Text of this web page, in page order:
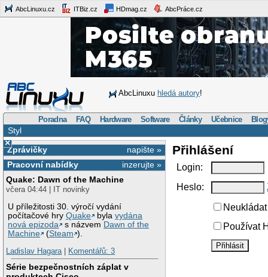
AbcLinuxu.cz ITBiz.cz HDmag.cz AbcPráce.cz
AbcLinuxu hledá autory!
Poradna FAQ Hardware Software Články Učebnice
Styl
×
napište »
Zprávičky
inzerujte »
Pracovní nabídky
Quake: Dawn of the Machine
včera 04:44 | IT novinky
U příležitosti 30. výročí vydání
počítačové hryQuake bylavydána
nová epizoda
s názvem Dawn of the
Machine
(Steam ).
Ladislav Hagara| Komentářů: 3
Série bezpečnostních záplat v
Přihlášení
Login:
Heslo:
Používat